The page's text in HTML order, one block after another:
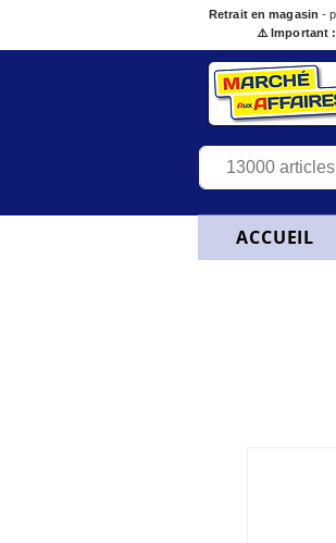
Retrait en magasin -
⚠️ Important :
ACCUEIL